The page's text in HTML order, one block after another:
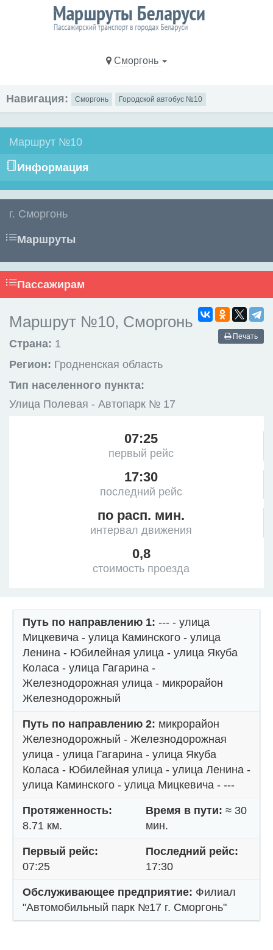
Сморгонь
Навигация: Сморгонь Городской автобус №10
Маршрут №10
Информация
г. Сморгонь
Маршруты
Пассажирам
Печать
Маршрут №10, Сморгонь
Страна: 1
Регион: Гродненская область
Тип населенного пункта:
Улица Полевая - Автопарк № 17
07:25
первый рейс
17:30
последний рейс
по расп. мин.
интервал движения
0,8
стоимость проезда
Путь по направлению 1: --- - улица
Мицкевича - улица Каминского - улица
Ленина - Юбилейная улица - улица Якуба
Коласа - улица Гагарина -
Железнодорожная улица - микрорайон
Железнодорожный
Путь по направлению 2: микрорайон
Железнодорожный - Железнодорожная
улица - улица Гагарина - улица Якуба
Коласа - Юбилейная улица - улица Ленина -
улица Каминского - улица Мицкевича - ---
Протяженность:
8.71 км.
Время в пути: ≈ 30
мин.
Первый рейс:
07:25
Последний рейс:
17:30
Обслуживающее предприятие: Филиал
"Автомобильный парк №17 г. Сморгонь"